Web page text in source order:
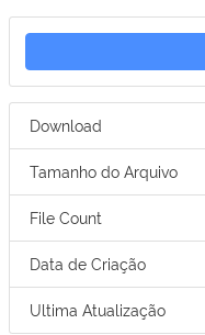
Download
Tamanho do Arquivo
File Count
Data de Criação
Ultima Atualização